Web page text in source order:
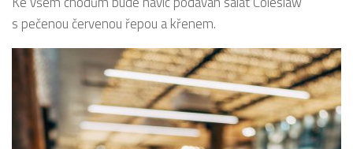
s pečenou červenou řepou a křenem.